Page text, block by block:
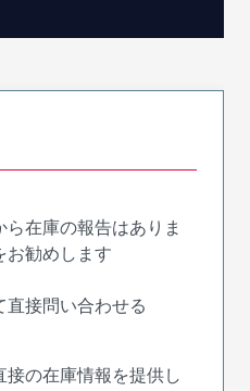
在庫の報告はありま
お勧めします
接問い合わせる
の在庫情報を提供し